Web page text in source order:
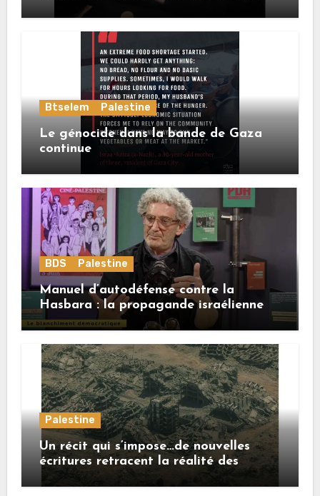
Btselem Palestine
Le génocide dans la bande de Gaza
continue
BDS Palestine
Manuel d’autodéfense contre la
Hasbara : la propagande israélienne
Palestine
Un récit qui s’impose…de nouvelles
écritures retracent la réalité des
crimes sionistes à Gaza